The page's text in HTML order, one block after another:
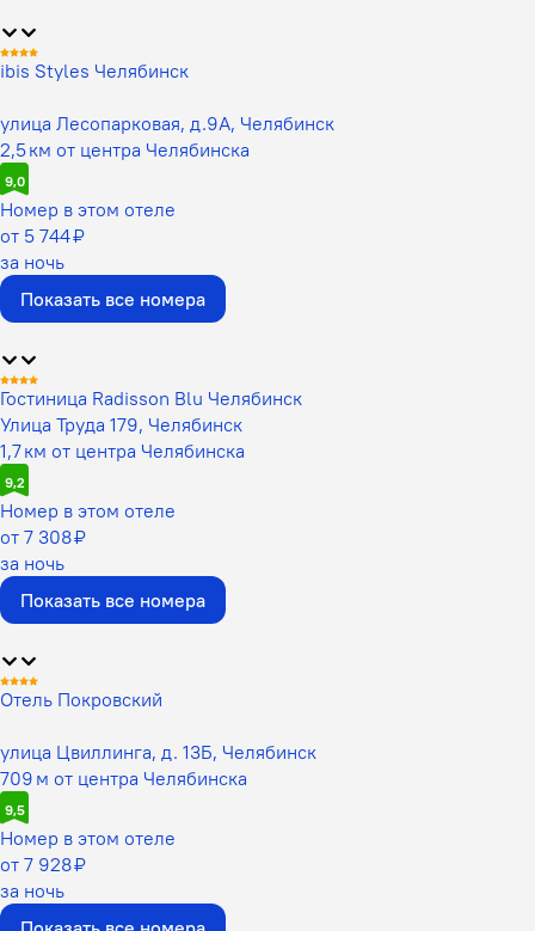
ibis Styles Челябинск
улица Лесопарковая, д.9А, Челябинск
2,5 км от центра Челябинска
9,0
Номер в этом отеле
от 5 744 ₽
за ночь
Показать все номера
Гостиница Radisson Blu Челябинск
Улица Труда 179, Челябинск
1,7 км от центра Челябинска
9,2
Номер в этом отеле
от 7 308 ₽
за ночь
Показать все номера
Отель Покровский
улица Цвиллинга, д. 13Б, Челябинск
709 м от центра Челябинска
9,5
Номер в этом отеле
от 7 928 ₽
за ночь